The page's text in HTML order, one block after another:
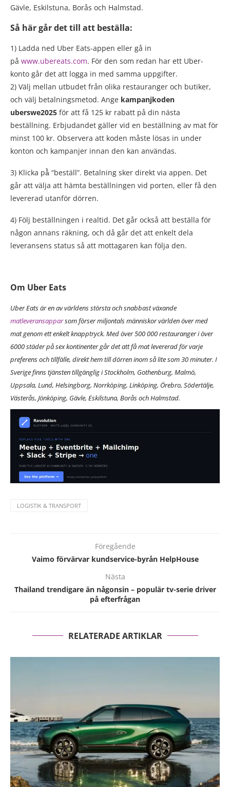
Gävle, Eskilstuna, Borås och Halmstad.
Så här går det till att beställa:
1) Ladda ned Uber Eats-appen eller gå in
på www.ubereats.com. För den som redan har ett Uber-
konto går det att logga in med samma uppgifter.
2) Välj mellan utbudet från olika restauranger och butiker,
och välj betalningsmetod. Ange kampanjkoden
uberswe2025 för att få 125 kr rabatt på din nästa
beställning. Erbjudandet gäller vid en beställning av mat för
minst 100 kr. Observera att koden måste lösas in under
konton och kampanjer innan den kan användas.
3) Klicka på̊ “beställ”. Betalning sker direkt via appen. Det
går att välja att hämta beställningen vid porten, eller få den
levererad utanför dörren.
4) Följ beställningen i realtid. Det går också att beställa för
någon annans räkning, och då går det att enkelt dela
leveransens status så att mottagaren kan följa den.
Om Uber Eats
Uber Eats är en av världens största och snabbast växande
matleveransapparsom förser miljontals människor världen över med
mat genom ett enkelt knapptryck. Med över 500 000 restauranger i över
6000 städer på sex kontinenter går det att få mat levererad för varje
preferens och tillfälle, direkt hem till dörren inom så lite som 30 minuter. I
Sverige finns tjänsten tillgänglig i Stockholm, Gothenburg, Malmö,
Uppsala, Lund, Helsingborg, Norrköping, Linköping, Örebro, Södertälje,
Västerås, Jönköping, Gävle, Eskilstuna, Borås och Halmstad.
LOGISTIK & TRANSPORT
Föregående
Vaimo förvärvar kundservice-byrån HelpHouse
Nästa
Thailand trendigare än någonsin – populär tv-serie driver
på efterfrågan
RELATERADE ARTIKLAR